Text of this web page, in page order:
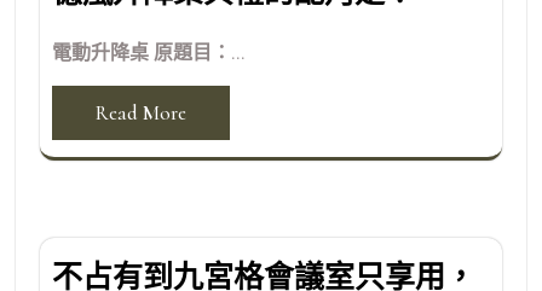
電動升降桌 原題目：...
Read More
不占有到九宮格會議室只享用，